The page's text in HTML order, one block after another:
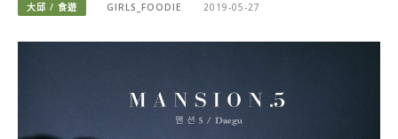
大邱 / 食遊 GIRLS_FOODIE 2019-05-27